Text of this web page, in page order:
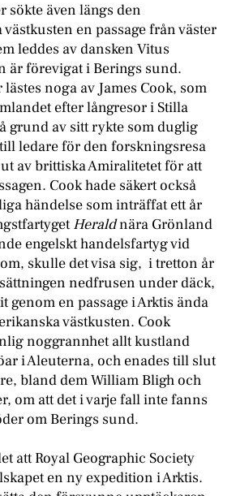
sökte även längs den
en passage från väster
leddes av dansken Vitus
är förevigat i Berings sund.
noga av James Cook, som
efter långresor i Stilla
grund av sitt rykte som duglig
ledare för den forskningsresa
av brittiska Amiralitetet för att
Cook hade säkert också
händelse som inträffat ett år
Heraldnära Grönland
engelskt handelsfartyg vid
skulle det visa sig, i tretton år
nedfrusen under däck,
genom en passage i Arktis ända
västkusten. Cook
noggrannhet allt kustland
i Aleuterna, och enades till slut
bland dem William Bligh och
om att det i varje fall inte fanns
om Berings sund.
att Royal Geographic Society
en ny expedition i Arktis.